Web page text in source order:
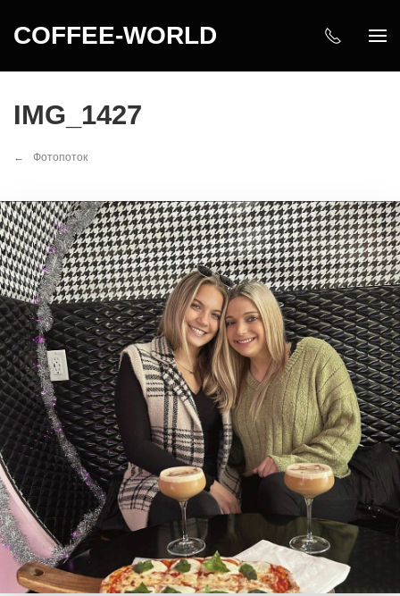
COFFEE-WORLD
IMG_1427
Фотопоток